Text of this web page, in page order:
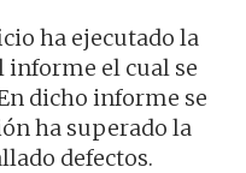
ha ejecutado la
informe el cual se
dicho informe se
ha superado la
defectos.